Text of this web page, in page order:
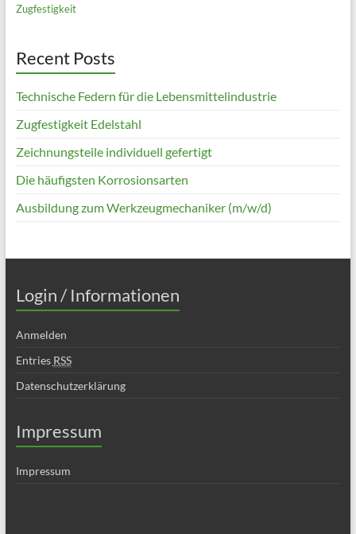
Zugfestigkeit
Recent Posts
Technische Federn für die Lebensmittelindustrie
Zugfestigkeit Edelstahl
Zeichnungsteile individuell gefertigt
Die häufigsten Korrosionsarten
Ausbildung zum Werkzeugmechaniker (m/w/d)
Login / Informationen
Anmelden
Entries RSS
Datenschutzerklärung
Impressum
Impressum